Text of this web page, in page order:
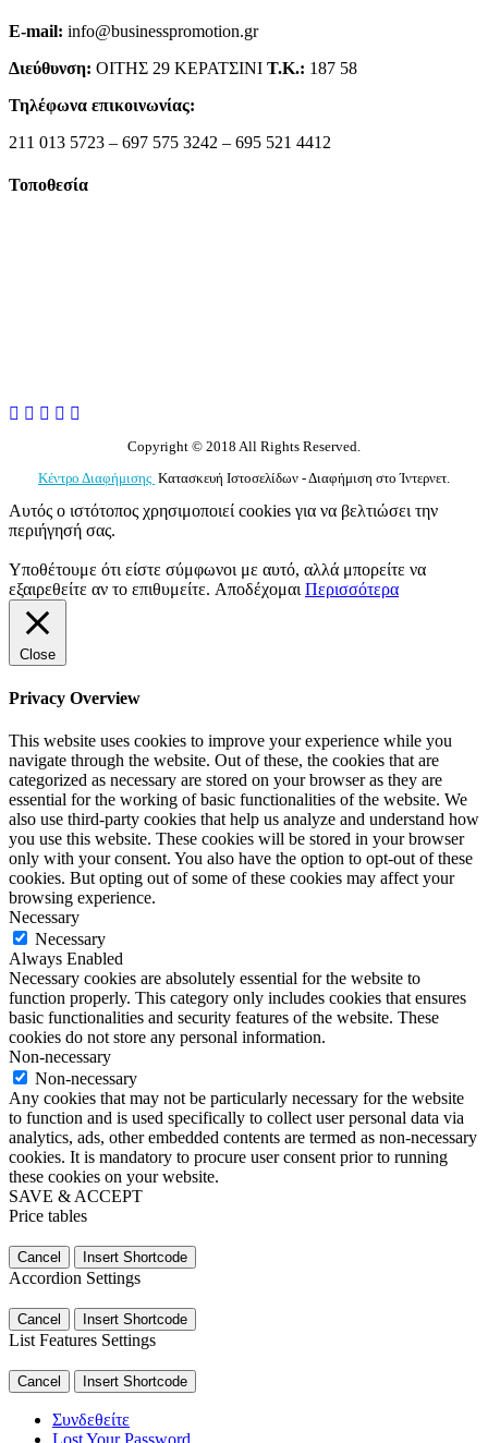
E-mail: info@businesspromotion.gr
Διεύθυνση: ΟΙΤΗΣ 29 ΚΕΡΑΤΣΙΝΙ Τ.Κ.: 187 58
Τηλέφωνα επικοινωνίας:
211 013 5723 – 697 575 3242 – 695 521 4412
Τοποθεσία
Copyright © 2018 All Rights Reserved.
Κέντρο Διαφήμισης Κατασκευή Ιστοσελίδων - Διαφήμιση στο Ίντερνετ.
Αυτός ο ιστότοπος χρησιμοποιεί cookies για να βελτιώσει την
περιήγησή σας.
Υποθέτουμε ότι είστε σύμφωνοι με αυτό, αλλά μπορείτε να
εξαιρεθείτε αν το επιθυμείτε. Αποδέχομαι Περισσότερα
Close
Privacy Overview
This website uses cookies to improve your experience while you
navigate through the website. Out of these, the cookies that are
categorized as necessary are stored on your browser as they are
essential for the working of basic functionalities of the website. We
also use third-party cookies that help us analyze and understand how
you use this website. These cookies will be stored in your browser
only with your consent. You also have the option to opt-out of these
cookies. But opting out of some of these cookies may affect your
browsing experience.
Necessary
Necessary
Always Enabled
Necessary cookies are absolutely essential for the website to
function properly. This category only includes cookies that ensures
basic functionalities and security features of the website. These
cookies do not store any personal information.
Non-necessary
Non-necessary
Any cookies that may not be particularly necessary for the website
to function and is used specifically to collect user personal data via
analytics, ads, other embedded contents are termed as non-necessary
cookies. It is mandatory to procure user consent prior to running
these cookies on your website.
SAVE & ACCEPT
Price tables
Cancel Insert Shortcode
Accordion Settings
Cancel Insert Shortcode
List Features Settings
Cancel Insert Shortcode
Συνδεθείτε